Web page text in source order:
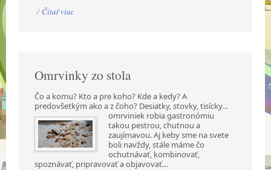
/ Čítať viac
Omrvinky zo stola
Čo a komu? Kto a pre koho? Kde a kedy? A
predovšetkým ako a z čoho? Desiatky, stovky,tisícky…
omrviniek robia gastronómiu
takou pestrou, chutnou a
zaujímavou. Aj keby sme na svete
boli navždy, stále máme čo
ochutnávať, kombinovať,
spoznávať, pripravovať a objavovať…